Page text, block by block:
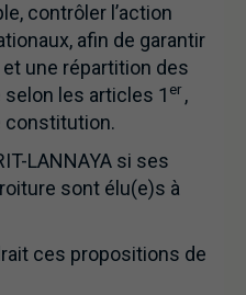
contrôler l’action
afin de garantir
une répartition des
les articles 1 er,
constitution.
LANNAYA si ses
sont élu(e)s à
ces propositions de